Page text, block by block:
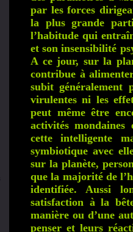
par les forces
la plus grande
l’habitude qui
et son insensibilité
A ce jour, sur la
contribue à
subit généralement
virulentes ni les
peut même être
activités
cette intelligente
symbiotique avec
sur la planète,
que la majorité de
identifiée. Aussi
satisfaction à la
manière ou d’une
penser et leurs